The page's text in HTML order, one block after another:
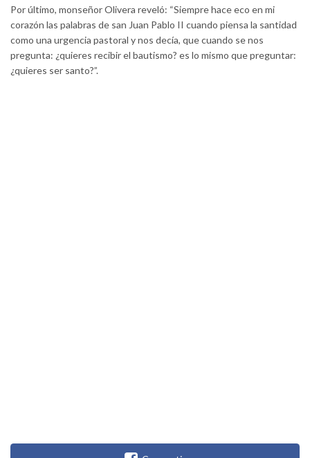
Por último, monseñor Olivera reveló: “Siempre hace eco en mi
corazón las palabras de san Juan Pablo II cuando piensa la santidad
como una urgencia pastoral y nos decía, que cuando se nos
pregunta: ¿quieres recibir el bautismo? es lo mismo que preguntar:
¿quieres ser santo?”.